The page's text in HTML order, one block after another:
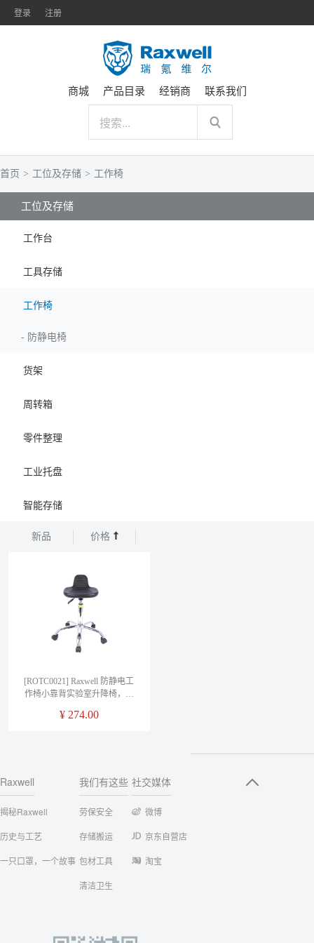
登录 注册
商城 产品目录 经销商 联系我们
首页 > 工位及存储 > 工作椅
工位及存储
工作台
工具存储
工作椅
- 防静电椅
货架
周转箱
零件整理
工业托盘
智能存储
新品 价格
[ROTC0021] Raxwell 防静电工
作椅小靠背实验室升降椅，升
370*340*190mm，ROTC0021，
¥ 274.00
Raxwell
揭秘Raxwell
历史与工艺
一只口罩，一个故事
我们有这些
劳保安全
存储搬运
包材工具
清洁卫生
社交媒体
微博
京东自营店
淘宝